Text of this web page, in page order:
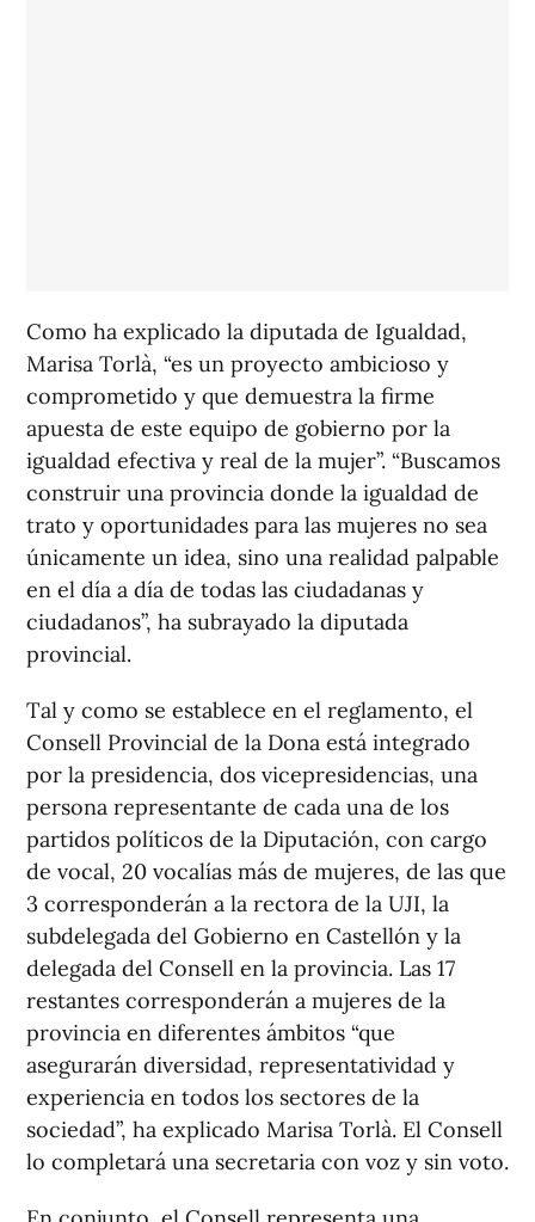
Como ha explicado la diputada de Igualdad,
Marisa Torlà, “es un proyecto ambicioso y
comprometido y que demuestra la firme
apuesta de este equipo de gobierno por la
igualdad efectiva y real de la mujer”. “Buscamos
construir una provincia donde la igualdad de
trato y oportunidades para las mujeres no sea
únicamente un idea, sino una realidad palpable
en el día a día de todas las ciudadanas y
ciudadanos”, ha subrayado la diputada
provincial.
Tal y como se establece en el reglamento, el
Consell Provincial de la Dona está integrado
por la presidencia, dos vicepresidencias, una
persona representante de cada una de los
partidos políticos de la Diputación, con cargo
de vocal, 20 vocalías más de mujeres, de las que
3 corresponderán a la rectora de la UJI, la
subdelegada del Gobierno en Castellón y la
delegada del Consell en la provincia. Las 17
restantes corresponderán a mujeres de la
provincia en diferentes ámbitos “que
asegurarán diversidad, representatividad y
experiencia en todos los sectores de la
sociedad”, ha explicado Marisa Torlà. El Consell
lo completará una secretaria con voz y sin voto.